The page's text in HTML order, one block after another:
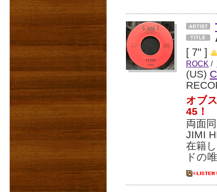
[ 7" ]
ROCK /
(US)
オブ
45！
両面
JIMI
在籍
ドの